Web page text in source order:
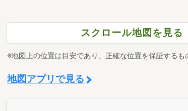
スクロール地図を見る
※地図上の位置は目安であり、正確な位置を保証するも
地図アプリで見る